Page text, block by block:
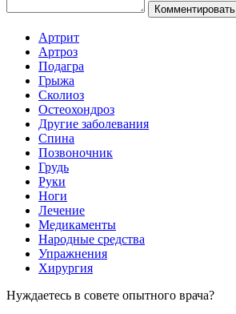
Комментировать
Артрит
Артроз
Подагра
Грыжа
Сколиоз
Остеохондроз
Другие заболевания
Спина
Позвоночник
Грудь
Руки
Ноги
Лечение
Медикаменты
Народные средства
Упражнения
Хирургия
Нуждаетесь в совете опытного врача?